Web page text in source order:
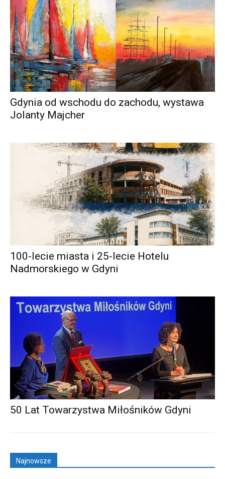
Gdynia od wschodu do zachodu, wystawa
Jolanty Majcher
100-lecie miasta i 25-lecie Hotelu
Nadmorskiego w Gdyni
50 Lat Towarzystwa Miłośników Gdyni
Najnowsze